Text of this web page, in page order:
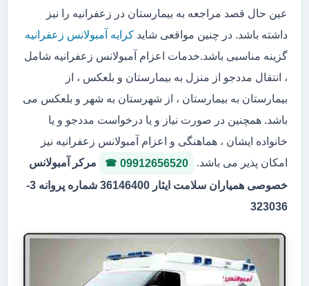
عین حال قصد مراجعه به بیمارستان در زعفرانیه را نیز
داشته باشد. در چنین مواقعی شاید کرایه آمبولانس زعفرانیه
گزینه مناسبی باشد.خدمات اعزام آمبولانس زعفرانیه شامل
، انتقال مددجو از منزل به بیمارستان و بلعکس ، از
بیمارستان به بیمارستان ، از شهرستان به شهر و بلعکس می
باشد. همچنین در صورت نیاز و یا درخواست مددجو و یا
خانواده ایشان ، هماهنگی و اعزام آمبولانس زعفرانیه نیز
امکان پذیر می باشد.
09912656520
مرکر آمبولانس
خصوصی همیاران سلامت ایثار 36146400 شماره پروانه 3-
323036